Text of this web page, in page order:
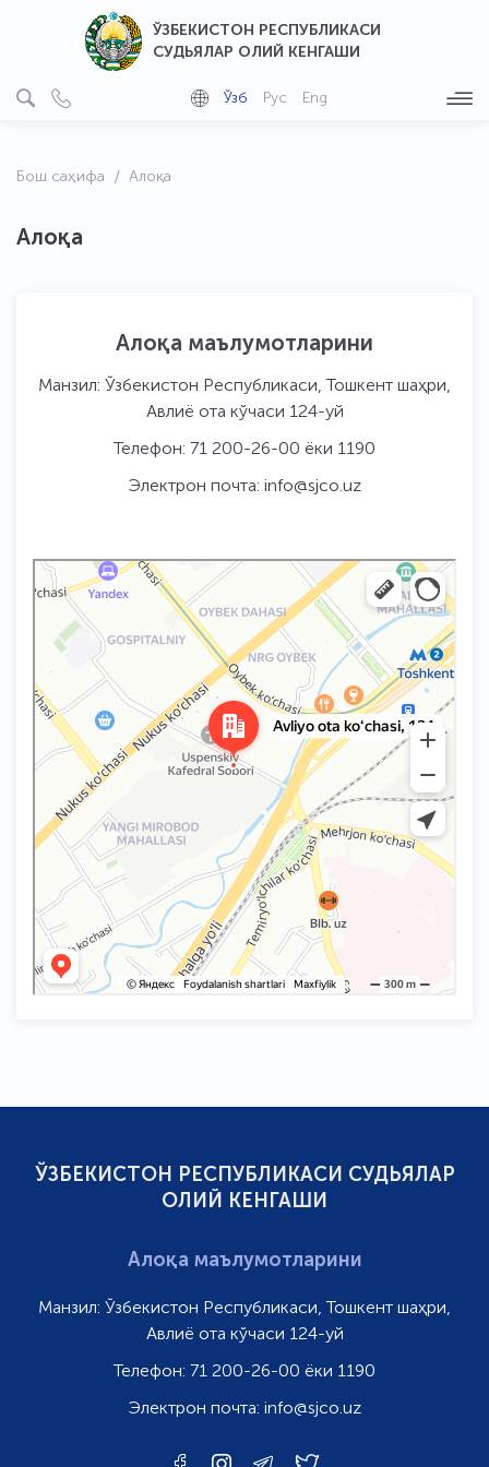
ЎЗБЕКИСТОН РЕСПУБЛИКАСИ
СУДЬЯЛАР ОЛИЙ КЕНГАШИ
Ўзб Рус Eng
Бош саҳифа Алоқа
Алоқа
Алоқа маълумотларини
Манзил: Ўзбекистон Республикаси, Тошкент шаҳри,
Авлиё ота кўчаси 124-уй
Телефон: 71 200-26-00 ёки 1190
Электрон почта: info@sjco.uz
Ташкент
Улица Авлиё-Ота, 124 — Яндекс Карты
ЎЗБЕКИСТОН РЕСПУБЛИКАСИ СУДЬЯЛАР
ОЛИЙ КЕНГАШИ
Алоқа маълумотларини
Манзил: Ўзбекистон Республикаси, Тошкент шаҳри,
Авлиё ота кўчаси 124-уй
Телефон: 71 200-26-00 ёки 1190
Электрон почта: info@sjco.uz